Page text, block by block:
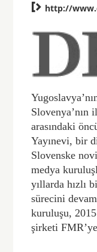
 http://
Slovenya’nın
arasındaki
Yayınevi, bir
Slovenske
medya
yıllarda hızlı
sürecini
kuruluşu, 2015
şirketi